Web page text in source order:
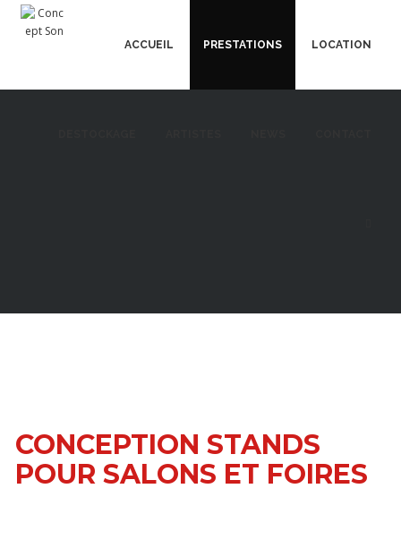
ACCUEIL PRESTATIONS LOCATION
CONCEPTION STANDS
POUR SALONS ET FOIRES